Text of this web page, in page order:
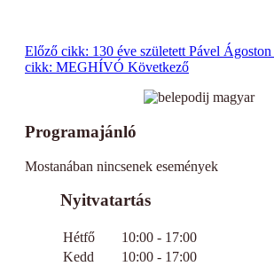
Előző cikk: 130 éve született Pável Ágoston
cikk: MEGHÍVÓ Következő
Programajánló
Mostanában nincsenek események
Nyitvatartás
Hétfő
10:00 - 17:00
Kedd
10:00 - 17:00